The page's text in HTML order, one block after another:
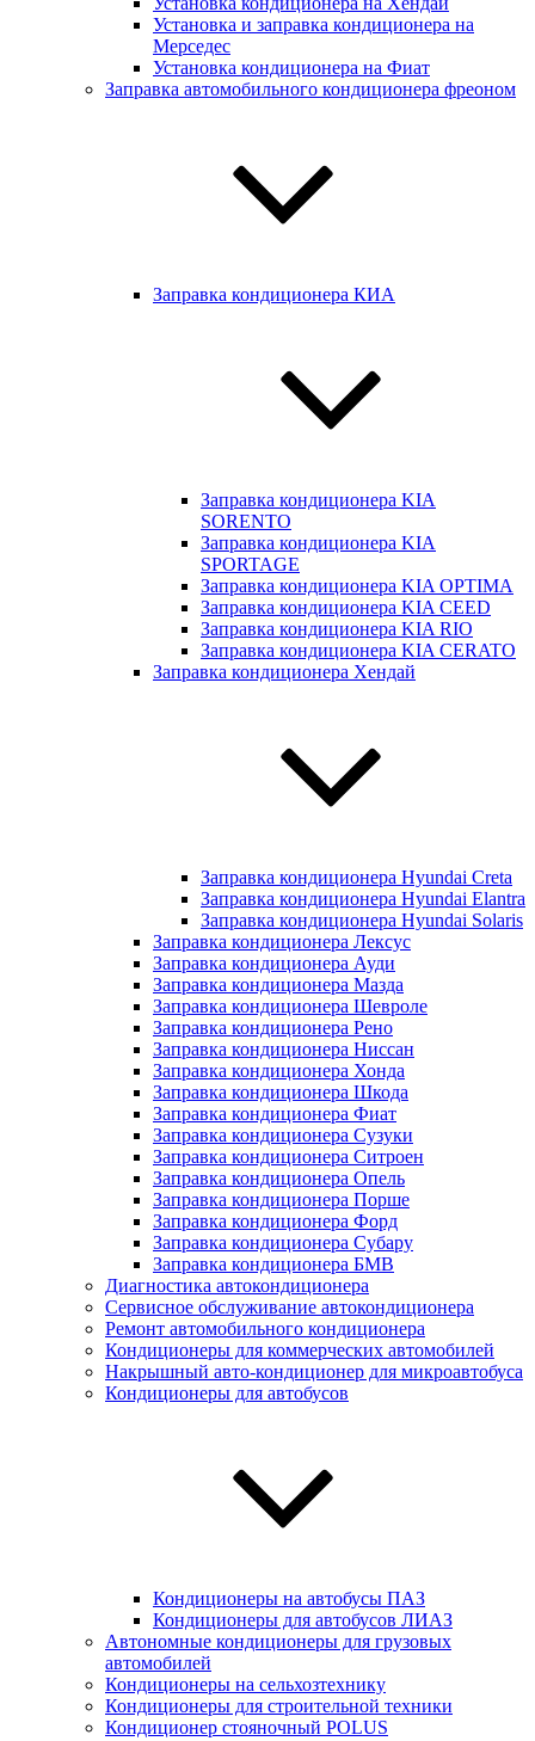
Установка и заправка кондиционера на
Мерседес
Установка кондиционера на Фиат
Заправка автомобильного кондиционера фреоном
Заправка кондиционера КИА
Заправка кондиционера KIA
SORENTO
Заправка кондиционера KIA
SPORTAGE
Заправка кондиционера KIA OPTIMA
Заправка кондиционера KIA CEED
Заправка кондиционера KIA RIO
Заправка кондиционера KIA CERATO
Заправка кондиционера Хендай
Заправка кондиционера Hyundai Creta
Заправка кондиционера Hyundai Elantra
Заправка кондиционера Hyundai Solaris
Заправка кондиционера Лексус
Заправка кондиционера Ауди
Заправка кондиционера Мазда
Заправка кондиционера Шевроле
Заправка кондиционера Рено
Заправка кондиционера Ниссан
Заправка кондиционера Хонда
Заправка кондиционера Шкода
Заправка кондиционера Фиат
Заправка кондиционера Сузуки
Заправка кондиционера Ситроен
Заправка кондиционера Опель
Заправка кондиционера Порше
Заправка кондиционера Форд
Заправка кондиционера Субару
Заправка кондиционера БМВ
Диагностика автокондиционера
Сервисное обслуживание автокондиционера
Ремонт автомобильного кондиционера
Кондиционеры для коммерческих автомобилей
Накрышный авто-кондиционер для микроавтобуса
Кондиционеры для автобусов
Кондиционеры на автобусы ПАЗ
Кондиционеры для автобусов ЛИАЗ
Автономные кондиционеры для грузовых
автомобилей
Кондиционеры на сельхозтехнику
Кондиционеры для строительной техники
Кондиционер стояночный POLUS